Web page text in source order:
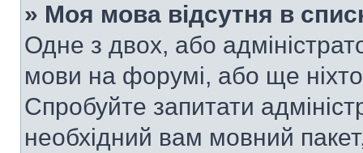
» Моя мова відсутня в
Одне з двох, або
мови на форумі, або ще
Спробуйте запитати
необхідний вам мовний